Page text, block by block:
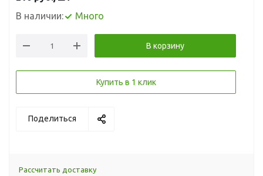
В наличии:
Много
В корзину
Купить в 1 клик
Поделиться
Рассчитать доставку